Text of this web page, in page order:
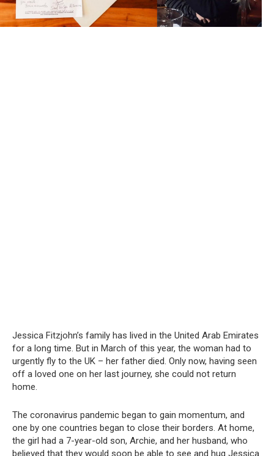
Jessica Fitzjohn’s family has lived in the United Arab Emirates
for a long time. But in March of this year, the woman had to
urgently fly to the UK – her father died. Only now, having seen
off a loved one on her last journey, she could not return
home.
The coronavirus pandemic began to gain momentum, and
one by one countries began to close their borders. At home,
the girl had a 7-year-old son, Archie, and her husband, who
believed that they would soon be able to see and hug Jessica